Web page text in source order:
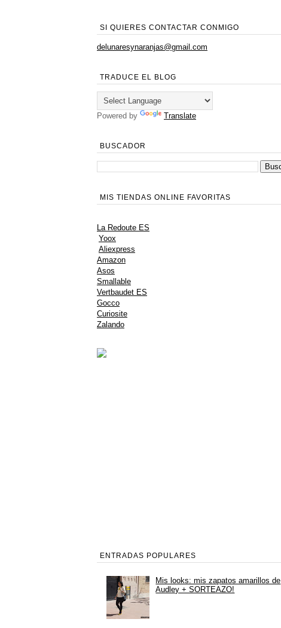
SI QUIERES CONTACTAR CONMIGO
delunaresynaranjas@gmail.com
TRADUCE EL BLOG
Powered by Translate
BUSCADOR
MIS TIENDAS ONLINE FAVORITAS
La Redoute ES
Yoox
Aliexpress
Amazon
Asos
Smallable
Vertbaudet ES
Gocco
Curiosite
Zalando
ENTRADAS POPULARES
Mis looks: mis zapatos amarillos de
Audley + SORTEAZO!